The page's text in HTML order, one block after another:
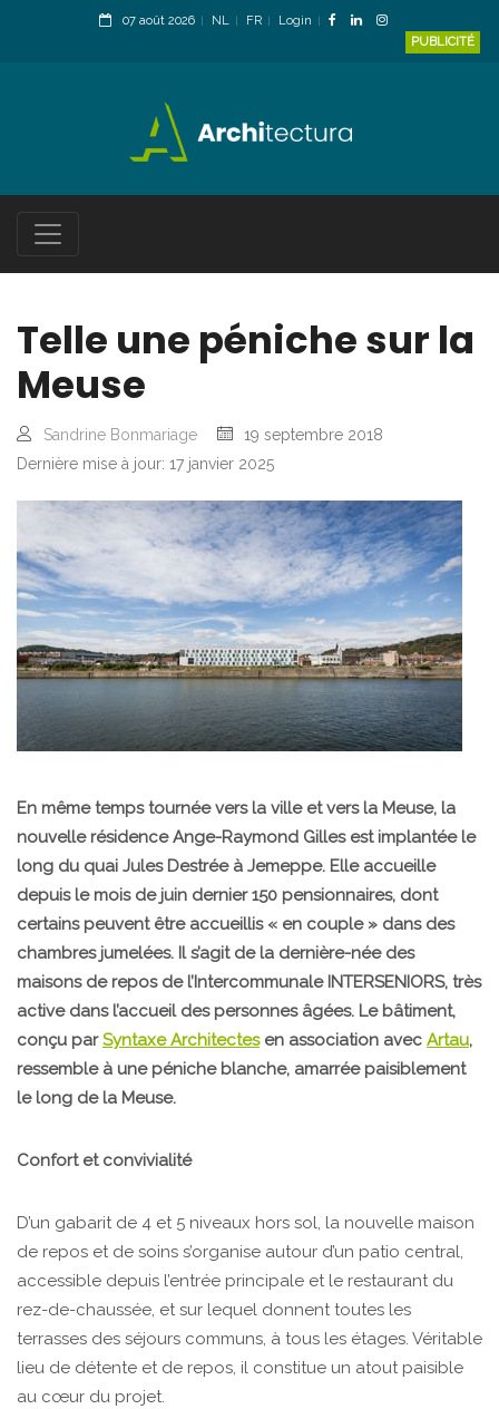
07 août 2026 NL FR
Login
PUBLICITÉ
Telle une péniche sur la
Meuse
Sandrine Bonmariage
19 septembre 2018
Dernière mise à jour: 17 janvier 2025
En même temps tournée vers la ville et vers la Meuse, la
nouvelle résidence Ange-Raymond Gilles est implantée le
long du quai Jules Destrée à Jemeppe. Elle accueille
depuis le mois de juin dernier 150 pensionnaires, dont
certains peuvent être accueillis « en couple » dans des
chambres jumelées. Il s’agit de la dernière-née des
maisons de repos de l’Intercommunale INTERSENIORS, très
active dans l’accueil des personnes âgées. Le bâtiment,
conçu parSyntaxe Architectesen association avec Artau,
ressemble à une péniche blanche, amarrée paisiblement
le long de la Meuse.
Confort et convivialité
D’un gabarit de 4 et 5 niveaux hors sol, la nouvelle maison
de repos et de soins s’organise autour d’un patio central,
accessible depuis l’entrée principale et le restaurant du
rez-de-chaussée, et sur lequel donnent toutes les
terrasses des séjours communs, à tous les étages. Véritable
lieu de détente et de repos, il constitue un atout paisible
au cœur du projet.